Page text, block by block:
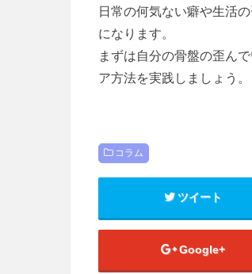
日常の何気ない癖や生活
になります。
まずは自分の骨盤の歪ん
ア方法を実践しましょう。
コラム
ツイート
Google+